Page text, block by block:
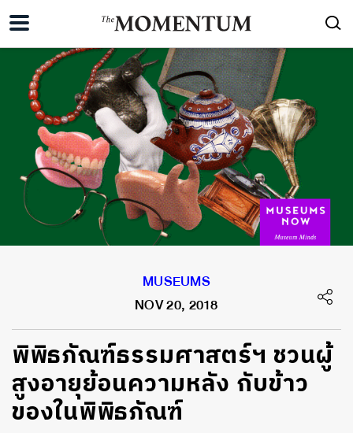
MUSEUMS
NOV 20, 2018
พิพิธภัณฑ์ธรรมศาสตร์ฯ ชวนผู้
สูงอายุย้อนความหลัง กับข้าว
ของในพิพิธภัณฑ์